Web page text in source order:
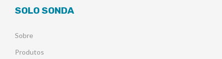
SOLO SONDA
Sobre
Produtos